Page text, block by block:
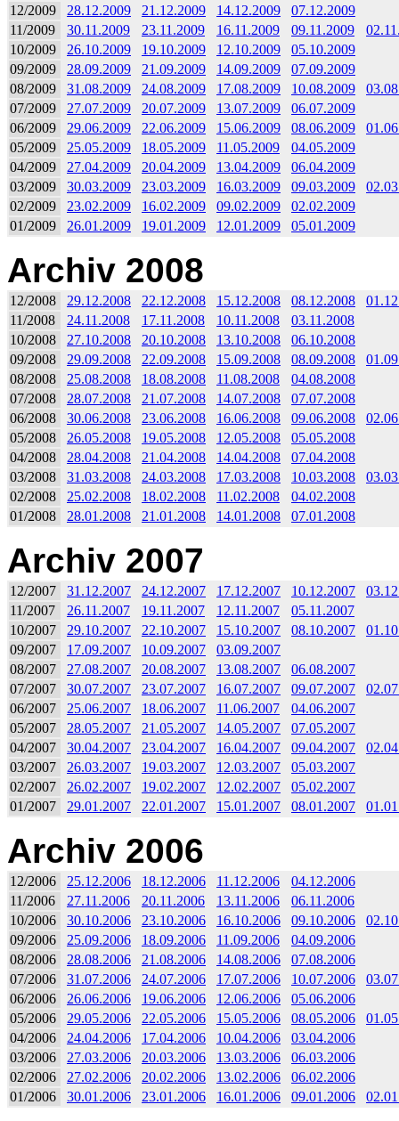
12/2009 28.12.2009 21.12.2009 14.12.2009
07.12.2009
11/2009
30.11.2009 23.11.2009 16.11.2009 09.11.2009
10/2009
26.10.2009 19.10.2009 12.10.2009
05.10.2009
09/2009
28.09.2009 21.09.2009 14.09.2009
07.09.2009
08/2009
31.08.2009 24.08.2009 17.08.2009 10.08.2009
07/2009
27.07.2009 20.07.2009 13.07.2009
06.07.2009
06/2009
29.06.2009 22.06.2009 15.06.2009 08.06.2009
05/2009
25.05.2009 18.05.2009 11.05.2009
04.05.2009
04/2009
27.04.2009 20.04.2009 13.04.2009
06.04.2009
03/2009
30.03.2009 23.03.2009 16.03.2009 09.03.2009
02/2009
23.02.2009 16.02.2009 09.02.2009
02.02.2009
01/2009
26.01.2009 19.01.2009 12.01.2009 05.01.2009
Archiv 2008
12/2008 29.12.2008 22.12.2008 15.12.2008 08.12.2008
11/2008
24.11.2008 17.11.2008 10.11.2008
03.11.2008
10/2008
27.10.2008 20.10.2008 13.10.2008
06.10.2008
09/2008
29.09.2008 22.09.2008 15.09.2008 08.09.2008
08/2008
25.08.2008 18.08.2008 11.08.2008
04.08.2008
07/2008
28.07.2008 21.07.2008 14.07.2008
07.07.2008
06/2008
30.06.2008 23.06.2008 16.06.2008 09.06.2008
05/2008
26.05.2008 19.05.2008 12.05.2008
05.05.2008
04/2008
28.04.2008 21.04.2008 14.04.2008
07.04.2008
03/2008
31.03.2008 24.03.2008 17.03.2008 10.03.2008
02/2008
25.02.2008 18.02.2008 11.02.2008
04.02.2008
01/2008
28.01.2008 21.01.2008 14.01.2008 07.01.2008
Archiv 2007
12/2007 31.12.2007 24.12.2007 17.12.2007 10.12.2007
11/2007
26.11.2007 19.11.2007 12.11.2007
05.11.2007
10/2007
29.10.2007 22.10.2007 15.10.2007 08.10.2007
09/2007
17.09.2007 10.09.2007
03.09.2007
08/2007
27.08.2007 20.08.2007 13.08.2007
06.08.2007
07/2007
30.07.2007 23.07.2007 16.07.2007 09.07.2007
06/2007
25.06.2007 18.06.2007 11.06.2007
04.06.2007
05/2007
28.05.2007 21.05.2007 14.05.2007
07.05.2007
04/2007
30.04.2007 23.04.2007 16.04.2007 09.04.2007
03/2007
26.03.2007 19.03.2007 12.03.2007
05.03.2007
02/2007
26.02.2007 19.02.2007 12.02.2007
05.02.2007
01/2007
29.01.2007 22.01.2007 15.01.2007 08.01.2007
Archiv 2006
12/2006 25.12.2006 18.12.2006 11.12.2006
04.12.2006
11/2006
27.11.2006 20.11.2006 13.11.2006
06.11.2006
10/2006
30.10.2006 23.10.2006 16.10.2006 09.10.2006
09/2006
25.09.2006 18.09.2006 11.09.2006
04.09.2006
08/2006
28.08.2006 21.08.2006 14.08.2006
07.08.2006
07/2006
31.07.2006 24.07.2006 17.07.2006 10.07.2006
06/2006
26.06.2006 19.06.2006 12.06.2006
05.06.2006
05/2006
29.05.2006 22.05.2006 15.05.2006 08.05.2006
04/2006
24.04.2006 17.04.2006 10.04.2006
03.04.2006
03/2006
27.03.2006 20.03.2006 13.03.2006
06.03.2006
02/2006
27.02.2006 20.02.2006 13.02.2006
06.02.2006
01/2006
30.01.2006 23.01.2006 16.01.2006 09.01.2006